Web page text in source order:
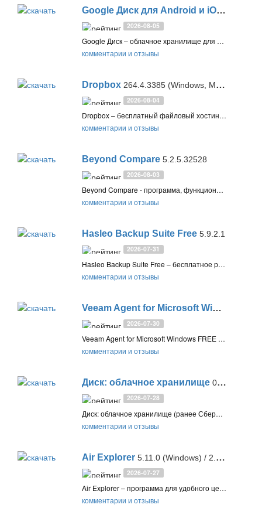
Google Диск для Android и iOS
2026-08-05
Google Диск – облачное хранилище для файлов, фотографий и документов, с мобильными приложениями для Android и iOS
комментарии и отзывы
Dropbox 264.4.3385 (Windows, Mac, Linux) / 484.2.2 (Android) / 484.2 (iOS)
2026-08-04
Dropbox – бесплатный файловый хостинг, позволяющий объединить все ваши данные: фотографии, документы, видео, и с легкостью делиться ими. Любой файл, сохраняемый в Dropbox будет доступен вам на компьютере, мобильном устройстве или сайте Dropbox
комментарии и отзывы
Beyond Compare 5.2.5.32528
2026-08-03
Beyond Compare - программа, функциональность которой позволяет сравнивать содержимое директорий, текстовых и других типов файлов. Утилита помогает настроить синхронизацию файлов с поддержкой FTP между ПК и ноутбуком дома и в офисе
комментарии и отзывы
Hasleo Backup Suite Free 5.9.2.1
2026-07-31
Hasleo Backup Suite Free – бесплатное решение для резервного копирования и восстановления Windows. Позволяет создавать копии операционной системы, дисков, разделов и файлов, поддерживает различные режимы копирования, сжатие и шифрование данных, а также клонирование и автоматическое резервное копирование по расписанию
комментарии и отзывы
Veeam Agent for Microsoft Windows (Free Edition)
2026-07-30
Veeam Agent for Microsoft Windows FREE Edition – бесплатное решение для резервного копирования компьютеров, ноутбуков и серверов Windows. Создавайте полную копию вашего ПК на внешний диск, сетевое хранилище NAS или репозиторий Veeam Backup
комментарии и отзывы
Диск: облачное хранилище 0.45.1 (Android)
2026-07-28
Диск: облачное хранилище (ранее СберДиск) - надежный и удобный сервис для хранения и управления файлами с продвинутыми функциями безопасности и редактирования.
комментарии и отзывы
Air Explorer 5.11.0 (Windows) / 2.0.5 (Mac)
2026-07-27
Air Explorer – программа для удобного централизованного доступа ко всем вашим облачным хранилищам и управления файлами, синхронизацией между ними и созданием резервных копий
комментарии и отзывы